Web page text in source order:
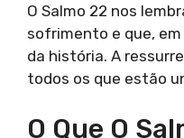
O Salmo 22 nos
sofrimento e que,
da história. A
todos os que estão
O Que O